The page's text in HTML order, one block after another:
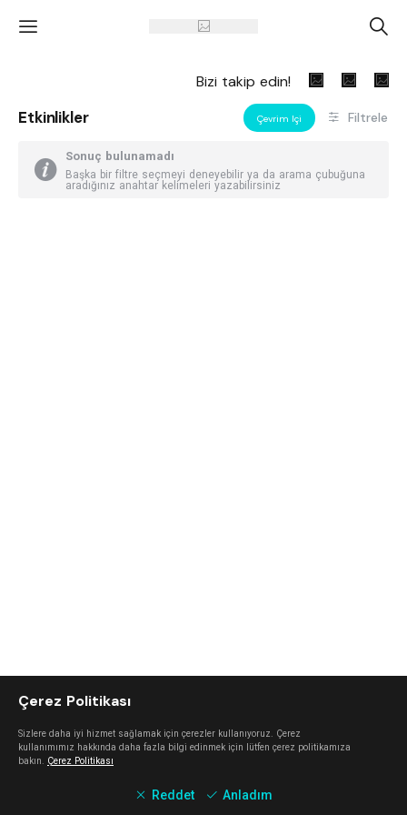
' A
Bizi takip edin!
Etkinlikler Çevrim Içi Filtrele
Sonuç bulunamadı
Başka bir filtre seçmeyi deneyebilir ya da arama çubuğuna
aradığınız anahtar kelimeleri yazabilirsiniz
Çerez Politikası
Sizlere daha iyi hizmet sağlamak için çerezler kullanıyoruz. Çerez
kullanımımız hakkında daha fazla bilgi edinmek için lütfen çerez politikamıza
bakın. Çerez Politikası
Reddet Anladım